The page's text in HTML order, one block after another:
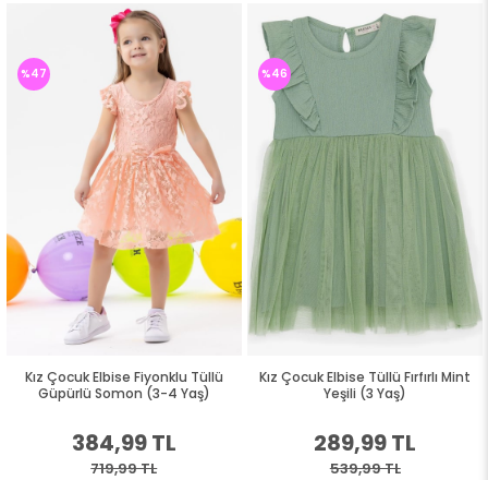
Kız Çocuk Elbise Fiyonklu Tüllü
Güpürlü Somon (3-4 Yaş)
384,99 TL
719,99 TL
%47
Kız Çocuk Elbise Tüllü Fırfırlı Mint
Yeşili (3 Yaş)
289,99 TL
539,99 TL
%46